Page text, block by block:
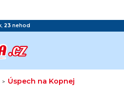
,23 nehod
> Úspech na Kopnej